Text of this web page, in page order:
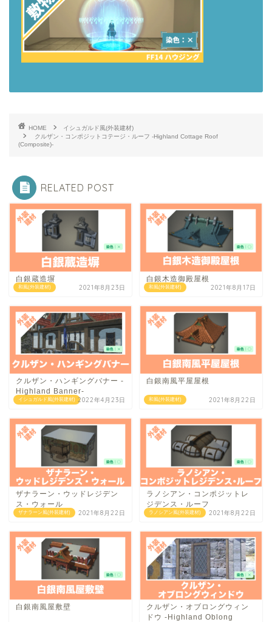
HOME
イシュガルド風(外装建材)
クルザン・コンポジットコテージ・ルーフ -Highland Cottage Roof
(Composite)-
RELATED POST
和風(外装建材)
白銀蔵造塀
2021年8月23日 和風(外装建材)
白銀木造御殿屋根
2021年8月17日
イシュガルド風(外装建材)
クルザン・ハンギングバナー -
Highland Banner-
2022年4月23日 和風(外装建材)
白銀南風平屋屋根
2021年8月22日
ザナラーン風(外装建材)
ザナラーン・ウッドレジデン
ス・ウォール
2021年8月22日 ラノシアン風(外装建材)
ラノシアン・コンポジットレ
ジデンス・ルーフ
2021年8月22日
白銀南風屋敷壁
クルザン・オブロングウィン
ドウ -Highland Oblong